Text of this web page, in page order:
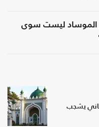
الموساد ليست سوى
يشجب